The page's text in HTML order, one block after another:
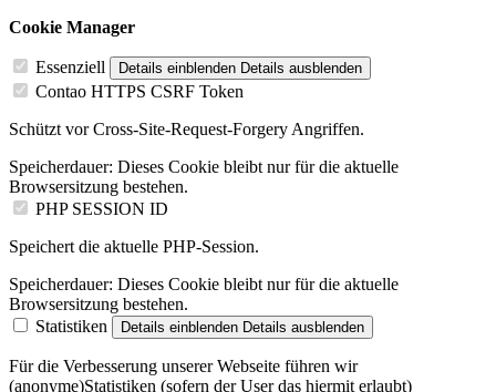
Cookie Manager
Essenziell Details einblenden Details ausblenden
Contao HTTPS CSRF Token
Schützt vor Cross-Site-Request-Forgery Angriffen.
Speicherdauer: Dieses Cookie bleibt nur für die aktuelle
Browsersitzung bestehen.
PHP SESSION ID
Speichert die aktuelle PHP-Session.
Speicherdauer: Dieses Cookie bleibt nur für die aktuelle
Browsersitzung bestehen.
Statistiken
Details einblenden Details ausblenden
Für die Verbesserung unserer Webseite führen wir
(anonyme)Statistiken (sofern der User das hiermit erlaubt)